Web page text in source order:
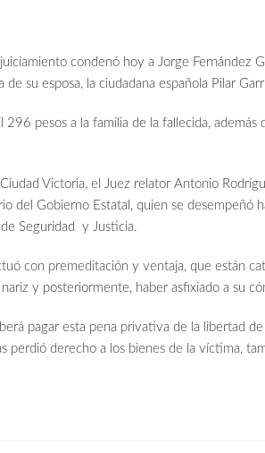
condenó hoy a Jorge Fernández
su esposa, la ciudadana española Pilar
296 pesos a la familia de la fallecida,
Victoria, el Juez relator Antonio
del Gobierno Estatal, quien se desempeñó
Seguridad y Justicia.
con premeditación y ventaja, que están
y posteriormente, haber asfixiado a su
pagar esta pena privativa de la libertad
perdió derecho a los bienes de la víctima,